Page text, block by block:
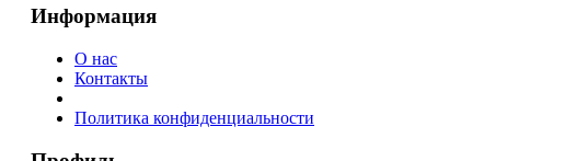
Информация
О нас
Контакты
Политика конфиденциальности